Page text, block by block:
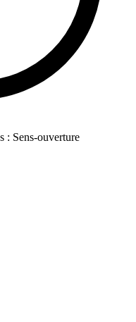
: Sens-ouverture